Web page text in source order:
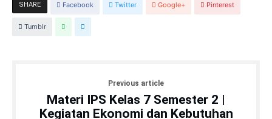
SHARE Facebook Twitter Google+ Pinterest
Tumblr
Previous article
Materi IPS Kelas 7 Semester 2 |
Kegiatan Ekonomi dan Kebutuhan